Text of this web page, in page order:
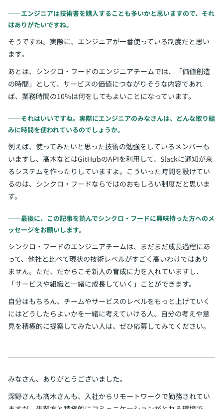
――エンジニアは技術書を購入することも多いかと思いますので、それ
はありがたいですね。
そうですね。実際に、エンジニアが一番使っている制度だと思い
ます。
あとは、シンクロ・フードのエンジニアチームでは、「価値創造
の時間」として、サービスの価値につながりそうな内容であれ
ば、業務時間の10%は何をしてもよいことになっています。
――それはいいですね。実際にエンジニアのみなさんは、どんな取り組
みに時間を使われているのでしょうか。
例えば、使ってみたいと思った技術の勉強をしているメンバーも
いますし、髙木などはGitHubのAPIを利用して、Slackに通知が来
るシステムを作ったりしていますよ。こういった時間を設けてい
るのは、シンクロ・フードならではのおもしろい制度だと思いま
す。
――最後に、この記事を読んでシンクロ・フードに興味持った方へのメ
ッセージをお願いします。
シンクロ・フードのエンジニアチームは、まだまだ成長過程にあ
って、他社と比べて現状の技術レベルがすごく高いわけではあり
ません。ただ、だからこそ新人の育成に力を入れていますし、
「サービスや組織と一緒に成長していく」ことができます。
自分はもちろん、チームやサービスのレベルをもっと上げていく
にはどうしたらよいかを一緒に考えていける人、自分の考えや意
見を積極的に提案してみたい人は、ぜひ応募してみてください。
みなさん、ありがとうございました。
深野さんも髙木さんも、入社からリモートワークで勤務されてい